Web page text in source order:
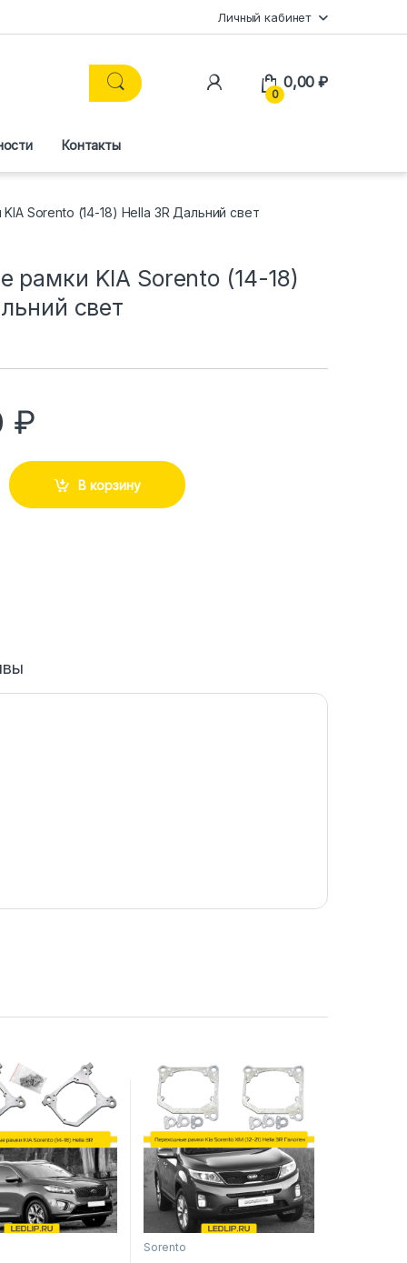
Личный кабинет
0
0,00₽
Контакты
Sorento (14-18) Hella 3R Дальний свет
рамки KIA Sorento (14-18)
свет
₽
В корзину
Sorento